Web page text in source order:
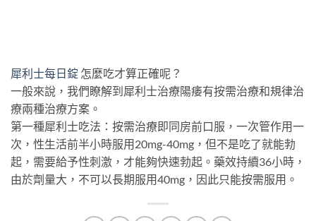
犀利士每日錠 怎麼吃才算正確呢？
一般來說，我們瞭解到犀利士治療陽痿有按需治療和規律治
療兩種治療方案。
第一種犀利士吃法：按需治療即同房前口服，一次管作用一
次，性生活前半小時服用20mg-40mg，但不是吃了就能勃
起，需要給予性刺激，才能夠快速勃起。藥效持續36小時，
由於劑量大，不可以長期服用40mg，因此只能按需服用。